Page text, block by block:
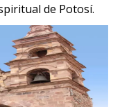
de Potosí.